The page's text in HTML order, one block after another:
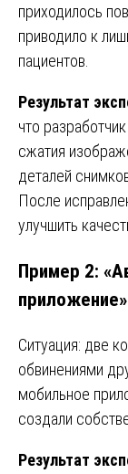
приходилось
приводило к
пациентов.
Результат
что
сжатия
деталей
После
улучшить
Пример 2:
приложение»
Ситуация: две
обвинениями
мобильное
создали
Результат